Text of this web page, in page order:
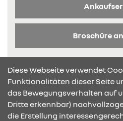
Broschüre
KONTAKT & ANFAHRT
Diese Webseite verwendet
Funktionalitäten dieser Seite
das Bewegungsverhalten auf
Dritte erkennbar)
die Erstellung